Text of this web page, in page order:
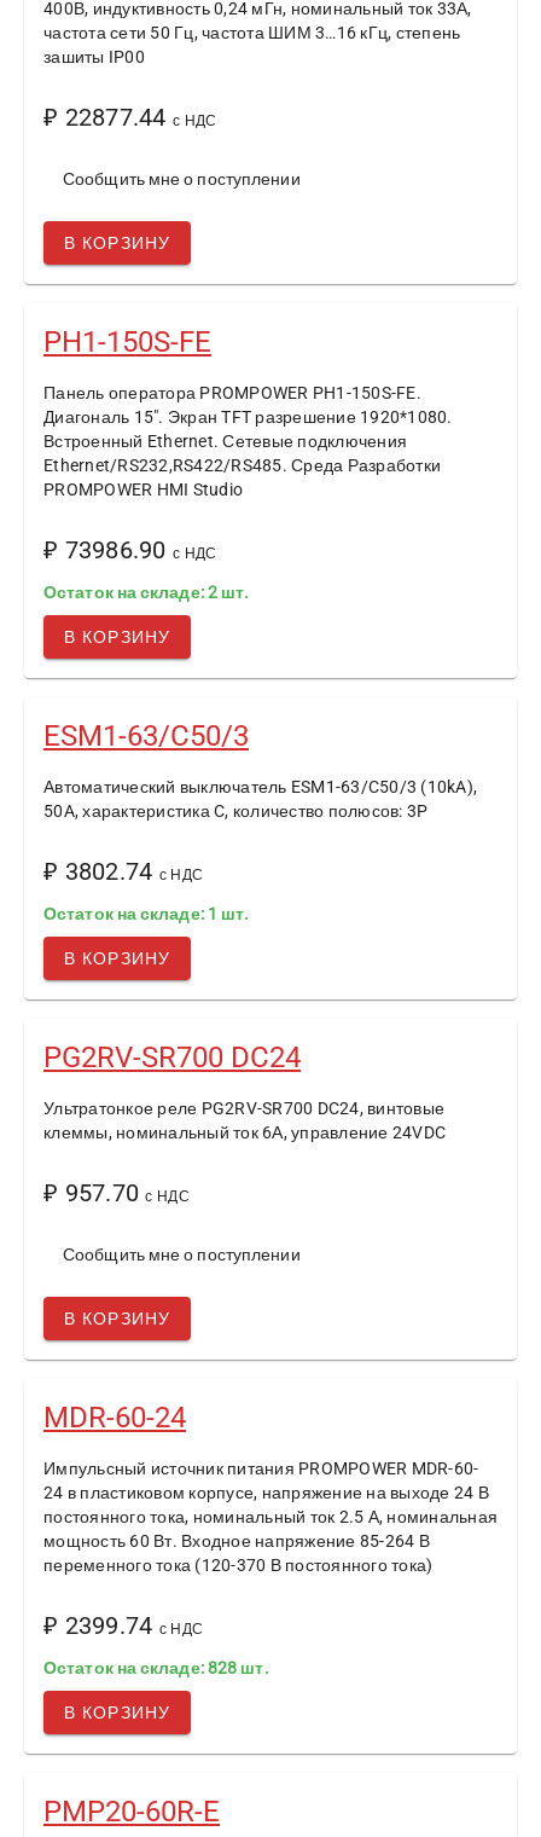
400В, индуктивность 0,24 мГн, номинальный ток 33А,
частота сети 50 Гц, частота ШИМ 3…16 кГц, степень
зашиты IP00
₽ 22877.44 с НДС
Сообщить мне о поступлении
В КОРЗИНУ
PH1-150S-FE
Панель оператора PROMPOWER PH1-150S-FE.
Диагональ 15". Экран TFT разрешение 1920*1080.
Встроенный Ethernet. Сетевые подключения
Ethernet/RS232,RS422/RS485. Среда Разработки
PROMPOWER HMI Studio
₽ 73986.90 с НДС
Остаток на складе: 2 шт.
В КОРЗИНУ
ESM1-63/C50/3
Автоматический выключатель ESM1-63/C50/3 (10kA),
50A, характеристика C, количество полюсов: 3P
₽ 3802.74 с НДС
Остаток на складе: 1 шт.
В КОРЗИНУ
PG2RV-SR700 DC24
Ультратонкое реле PG2RV-SR700 DC24, винтовые
клеммы, номинальный ток 6А, управление 24VDC
₽ 957.70с НДС
Сообщить мне о поступлении
В КОРЗИНУ
MDR-60-24
Импульсный источник питания PROMPOWER MDR-60-
24 в пластиковом корпусе, напряжение на выходе 24 В
постоянного тока, номинальный ток 2.5 А, номинальная
мощность 60 Вт. Входное напряжение 85-264 В
переменного тока (120-370 В постоянного тока)
₽ 2399.74 с НДС
Остаток на складе: 828 шт.
В КОРЗИНУ
PMP20-60R-E